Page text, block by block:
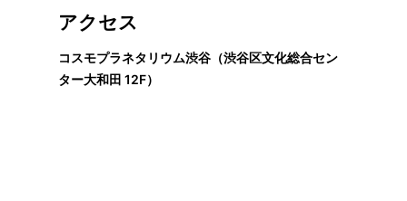
アクセス
コスモプラネタリウム渋谷（渋谷区文化総合セン
ター大和田 12F）